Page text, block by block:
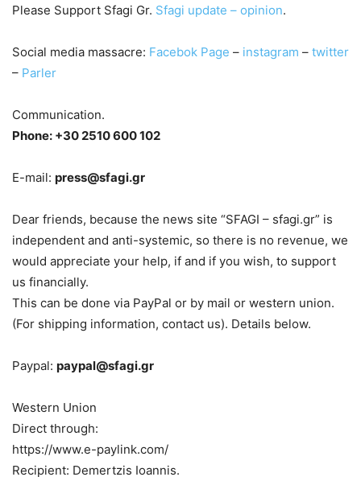
Please Support Sfagi Gr. Sfagi update – opinion.
Social media massacre: Facebok Page – instagram – twitter
– Parler
Communication.
Phone: +30 2510 600 102
E-mail: press@sfagi.gr
Dear friends, because the news site “SFAGI – sfagi.gr” is
independent and anti-systemic, so there is no revenue, we
would appreciate your help, if and if you wish, to support
us financially.
This can be done via PayPal or by mail or western union.
(For shipping information, contact us). Details below.
Paypal: paypal@sfagi.gr
Western Union
Direct through:
https://www.e-paylink.com/
Recipient: Demertzis Ioannis.